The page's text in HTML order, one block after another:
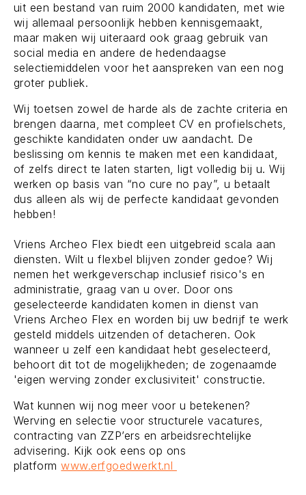
uit een bestand van ruim 2000 kandidaten, met wie
wij allemaal persoonlijk hebben kennisgemaakt,
maar maken wij uiteraard ook graag gebruik van
social media en andere de hedendaagse
selectiemiddelen voor het aanspreken van een nog
groter publiek.
Wij toetsen zowel de harde als de zachte criteria en
brengen daarna, met compleet CV en profielschets,
geschikte kandidaten onder uw aandacht. De
beslissing om kennis te maken met een kandidaat,
of zelfs direct te laten starten, ligt volledig bij u. Wij
werken op basis van “no cure no pay”, u betaalt
dus alleen als wij de perfecte kandidaat gevonden
hebben!
Vriens Archeo Flex biedt een uitgebreid scala aan
diensten. Wilt u flexbel blijven zonder gedoe? Wij
nemen het werkgeverschap inclusief risico's en
administratie, graag van u over. Door ons
geselecteerde kandidaten komen in dienst van
Vriens Archeo Flex en worden bij uw bedrijf te werk
gesteld middels uitzenden of detacheren. Ook
wanneer u zelf een kandidaat hebt geselecteerd,
behoort dit tot de mogelijkheden; de zogenaamde
'eigen werving zonder exclusiviteit' constructie.
Wat kunnen wij nog meer voor u betekenen?
Werving en selectie voor structurele vacatures,
contracting van ZZP’ers en arbeidsrechtelijke
advisering. Kijk ook eens op ons
platformwww.erfgoedwerkt.nl